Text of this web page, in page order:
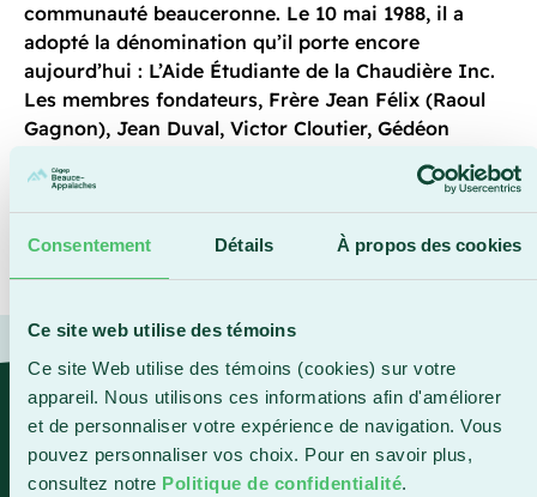
Consentement Détails À propos des cookies
Ce site web utilise des témoins
Ce site Web utilise des témoins (cookies) sur votre
appareil. Nous utilisons ces informations afin d'améliorer
et de personnaliser votre expérience de navigation. Vous
pouvez personnaliser vos choix. Pour en savoir plus,
consultez notre Politique de confidentialité.
communauté beauceronne. Le 10 mai 1988, il a
adopté la dénomination qu’il porte encore
aujourd’hui : L’Aide Étudiante de la Chaudière Inc.
Les membres fondateurs, Frère Jean Félix (Raoul
Gagnon), Jean Duval, Victor Cloutier, Gédéon
Philippe Poirier) et Victor Rodrigue, ont contribué à
mettre en place un fonds qui a soutenu l’accès aux
études dans la région.
« Le choix de la Fondation du Cégep
Beauce-Appalaches s’est ainsi
imposé, en raison de sa proximité